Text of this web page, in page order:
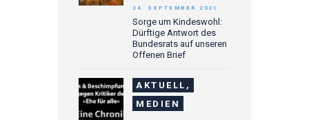
Sorge um Kindeswohl:
Dürftige Antwort des
Bundesrats auf unseren
Offenen Brief
24. SEPTEMBER 2021
AKTUELL,
MEDIEN